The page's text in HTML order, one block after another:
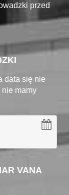
przed
data się nie
nie mamy
VANA